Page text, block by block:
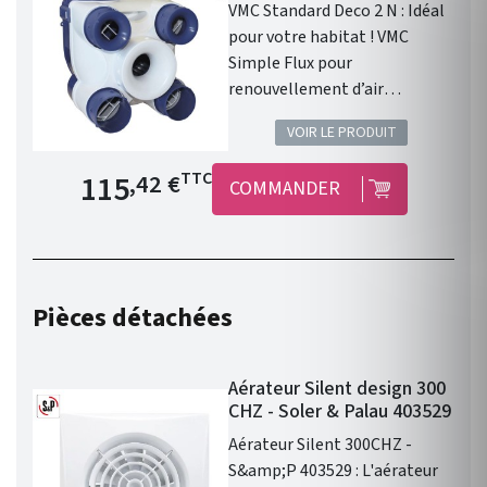
VMC Standard Deco 2 N : Idéal
pour votre habitat ! VMC
Simple Flux pour
renouvellement d’air
permanent dans l’habitat
pavillonnaire du T1 au T7
jusqu’à 4 sanitaires. Piquages
démontables par 1/4 de tour.
Maîtrise du débit cuisine par
Particulièrement compact .
bouches extra-plates.
Dimensions: Hauteur 31.2 cm,
26 cm.
VOIR LE PRODUIT
Prix de base
115,42 €TTC COMMANDER
Pièces détachées
Aérateur Silent design 300
CHZ - Soler & Palau 403529
Aérateur Silent 300CHZ -
S&amp;P 403529 : L'aérateur